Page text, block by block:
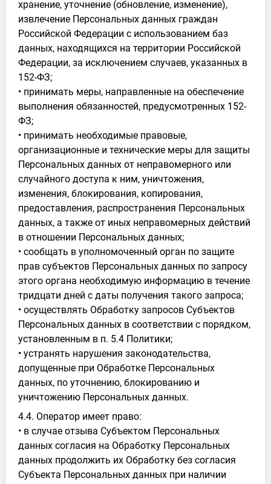
хранение, уточнение (обновление, изменение),
извлечение Персональных данных граждан
Российской Федерации с использованием баз
данных, находящихся на территории Российской
Федерации, за исключением случаев, указанных в
152-ФЗ;
• принимать меры, направленные на обеспечение
выполнения обязанностей, предусмотренных 152-
ФЗ;
• принимать необходимые правовые,
организационные и технические меры для защиты
Персональных данных от неправомерного или
случайного доступа к ним, уничтожения,
изменения, блокирования, копирования,
предоставления, распространения Персональных
данных, а также от иных неправомерных действий
в отношении Персональных данных;
• сообщать в уполномоченный орган по защите
прав субъектов Персональных данных по запросу
этого органа необходимую информацию в течение
тридцати дней с даты получения такого запроса;
• осуществлять Обработку запросов Субъектов
Персональных данных в соответствии с порядком,
установленным в п. 5.4 Политики;
• устранять нарушения законодательства,
допущенные при Обработке Персональных
данных, по уточнению, блокированию и
уничтожению Персональных данных.
4.4. Оператор имеет право:
• в случае отзыва Субъектом Персональных
данных согласия на Обработку Персональных
данных продолжить их Обработку без согласия
Субъекта Персональных данных при наличии